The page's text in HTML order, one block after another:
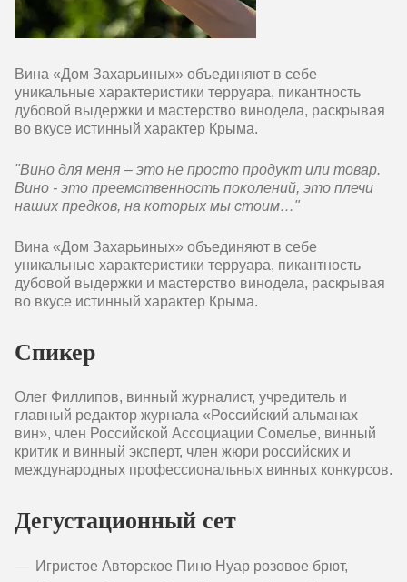
Вина «Дом Захарьиных» объединяют в себе
уникальные характеристики терруара, пикантность
дубовой выдержки и мастерство винодела, раскрывая
во вкусе истинный характер Крыма.
"Вино для меня – это не просто продукт или товар.
Вино - это преемственность поколений, это плечи
наших предков, на которых мы стоим…"
Вина «Дом Захарьиных» объединяют в себе
уникальные характеристики терруара, пикантность
дубовой выдержки и мастерство винодела, раскрывая
во вкусе истинный характер Крыма.
Спикер
Олег Филлипов, винный журналист, учредитель и
главный редактор журнала «Российский альманах
вин», член Российской Ассоциации Сомелье, винный
критик и винный эксперт, член жюри российских и
международных профессиональных винных конкурсов.
Дегустационный сет
Игристое Авторское Пино Нуар розовое брют,